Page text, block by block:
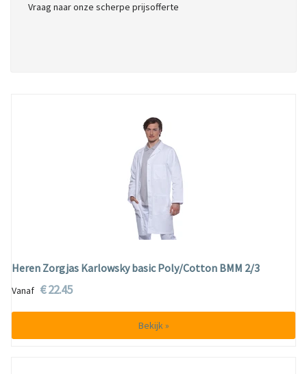
Vraag naar onze scherpe prijsofferte
Heren Zorgjas Karlowsky basic Poly/Cotton BMM 2/3
Vanaf € 22.45
Bekijk »